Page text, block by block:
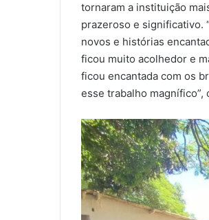
tornaram a instituição
prazeroso e significativo.
novos e histórias
ficou muito acolhedor e
ficou encantada com os
esse trabalho magnífico”,